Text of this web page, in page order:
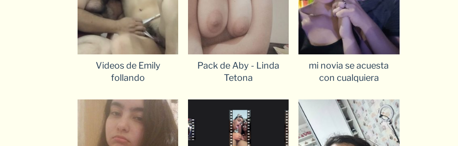
Videos de Emily
follando
Pack de Aby - Linda
Tetona
mi novia se acuesta
con cualquiera